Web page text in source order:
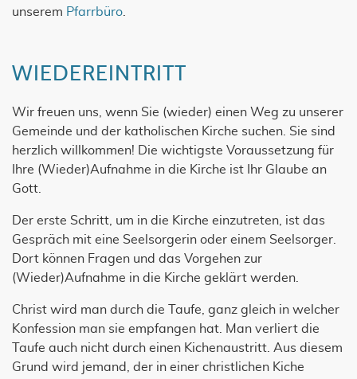
unserem Pfarrbüro
WIEDEREINTRITT
Wir freuen uns, wenn Sie (wieder) einen Weg zu unserer
Gemeinde und der katholischen Kirche suchen. Sie sind
herzlich willkommen! Die wichtigste Voraussetzung für
Ihre (Wieder)Aufnahme in die Kirche ist Ihr Glaube an
Gott.
Der erste Schritt, um in die Kirche einzutreten, ist das
Gespräch mit eine Seelsorgerin oder einem Seelsorger.
Dort können Fragen und das Vorgehen zur
(Wieder)Aufnahme in die Kirche geklärt werden.
Christ wird man durch die Taufe, ganz gleich in welcher
Konfession man sie empfangen hat. Man verliert die
Taufe auch nicht durch einen Kichenaustritt. Aus diesem
Grund wird jemand, der in einer christlichen Kiche